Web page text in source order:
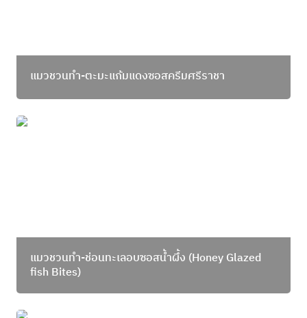
แมวชวนทำ-ตะมะแก้มแดงซอสครีมศรีราชา
แมวชวนทำ-ช่อนทะเลอบซอสน้ำผึ้ง (Honey Glazed
แมวชวนทำ-ช่อนทะเลอบซอสน้ำผึ้ง (Honey Glazed
fish Bites)